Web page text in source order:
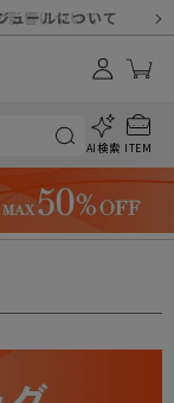
ュールについて
影響について
化）のお知らせ
への影響について
ださい
しまして
まして
ください
AI検索 ITEM